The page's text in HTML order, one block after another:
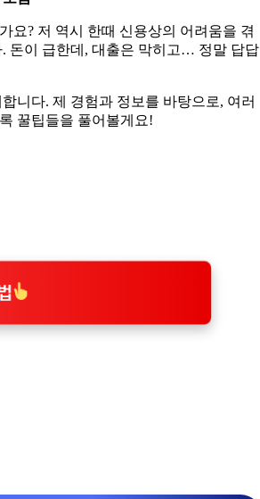
요? 저 역시 한때 신용상의 어려움을 겪
돈이 급한데, 대출은 막히고… 정말 답답
니다. 제 경험과 정보를 바탕으로, 여러
꿀팁들을 풀어볼게요!